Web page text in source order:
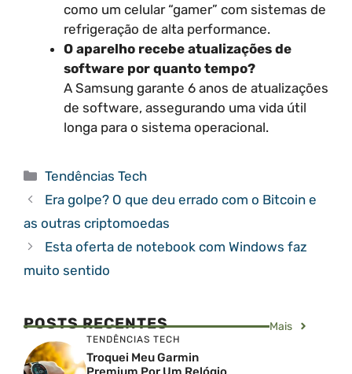
como um celular “gamer” com sistemas de
refrigeração de alta performance.
O aparelho recebe atualizações de
software por quanto tempo?
A Samsung garante 6 anos de atualizações
de software, assegurando uma vida útil
longa para o sistema operacional.
Categorias
Tendências Tech
Era golpe? O que deu errado com o Bitcoin e
as outras criptomoedas
Esta oferta de notebook com Windows faz
muito sentido
POSTS RECENTES Mais
TENDÊNCIAS TECH
Troquei Meu Garmin